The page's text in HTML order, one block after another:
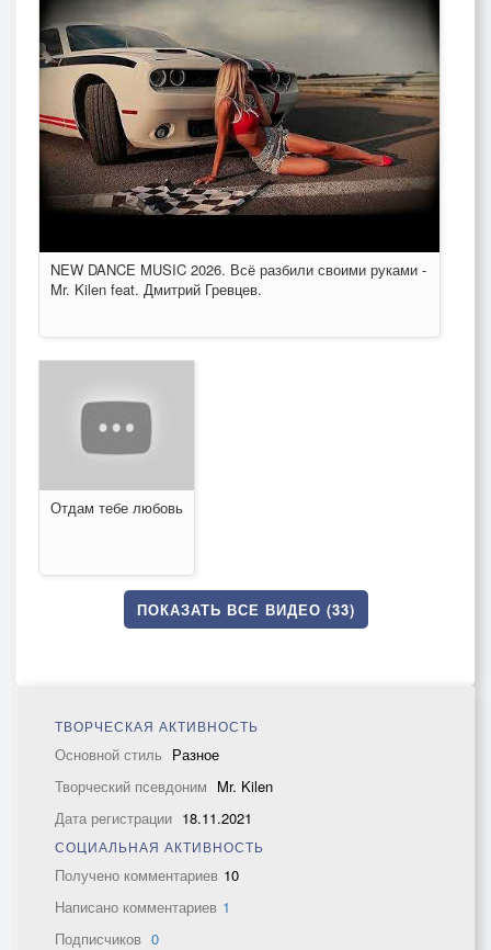
NEW DANCE MUSIC 2026. Всё разбили своими руками -
Mr. Kilen feat. Дмитрий Гревцев.
Отдам тебе любовь
ПОКАЗАТЬ ВСЕ ВИДЕО (33)
ТВОРЧЕСКАЯ АКТИВНОСТЬ
Основной стиль Разное
Творческий псевдоним Mr. Kilen
Дата регистрации 18.11.2021
СОЦИАЛЬНАЯ АКТИВНОСТЬ
Получено комментариев 10
Написано комментариев 1
Подписчиков 0